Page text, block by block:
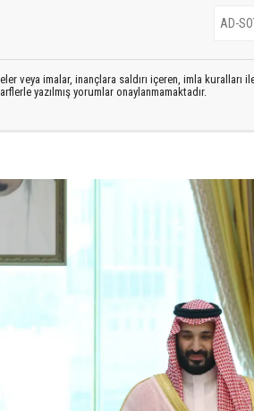
veya imalar, inançlara saldırı içeren, imla kuralları ile
yazılmış yorumlar onaylanmamaktadır.